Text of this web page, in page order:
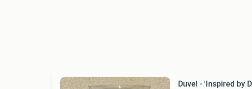
Duvel - 'Inspired by